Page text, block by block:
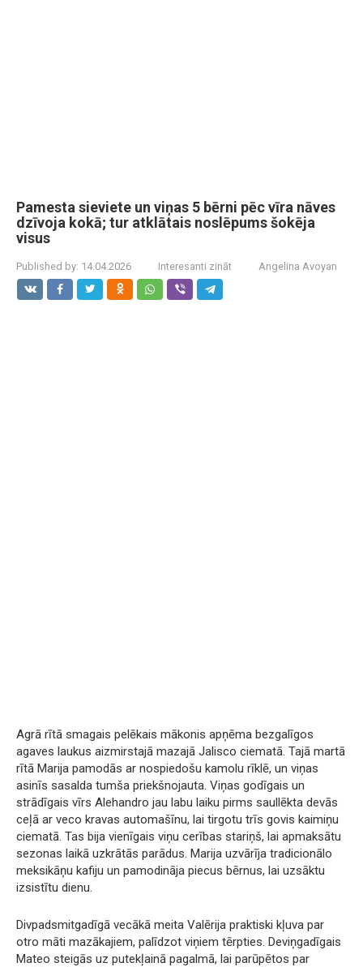
Pamesta sieviete un viņas 5 bērni pēc vīra nāves
dzīvoja kokā; tur atklātais noslēpums šokēja
visus
Published by: 14.04.2026 Interesanti zināt Angelina Avoyan
Agrā rītā smagais pelēkais mākonis apņēma bezgalīgos
agaves laukus aizmirstajā mazajā Jalisco ciematā. Tajā martā
rītā Marija pamodās ar nospiedošu kamolu rīklē, un viņas
asinīs sasalda tumša priekšnojauta. Viņas godīgais un
strādīgais vīrs Alehandro jau labu laiku pirms saullēkta devās
ceļā ar veco kravas automašīnu, lai tirgotu trīs govis kaimiņu
ciematā. Tas bija vienīgais viņu cerības stariņš, lai apmaksātu
sezonas laikā uzkrātās parādus. Marija uzvārīja tradicionālo
meksikāņu kafiju un pamodināja piecus bērnus, lai uzsāktu
izsistītu dienu.
Divpadsmitgadīgā vecākā meita Valērija praktiski kļuva par
otro māti mazākajiem, palīdzot viņiem tērpties. Deviņgadīgais
Mateo steigās uz putekļainā pagalmā, lai parūpētos par